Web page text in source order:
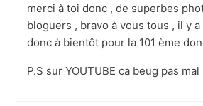
merci à toi donc , de superbes
bloguers , bravo à vous tous , il y
donc à bientôt pour la 101 ème
P.S sur YOUTUBE ca beug pas mal